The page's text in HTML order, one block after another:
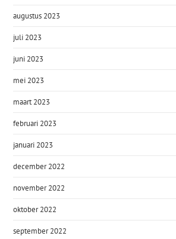
augustus 2023
juli 2023
juni 2023
mei 2023
maart 2023
februari 2023
januari 2023
december 2022
november 2022
oktober 2022
september 2022